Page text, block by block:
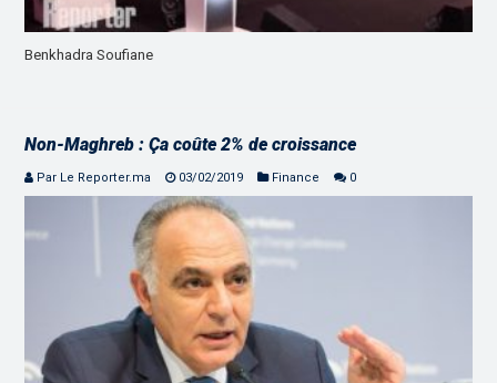
Benkhadra Soufiane
Non-Maghreb : Ça coûte 2% de croissance
Par Le Reporter.ma 03/02/2019 Finance 0